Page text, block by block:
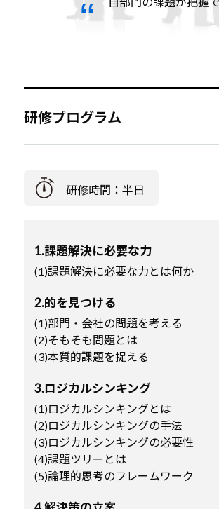
研修プログラム
研修時間：半日
1.課題解決に必要な力
(1)課題解決に必要な力とは何か
2.的を見つける
(1)部門・会社の問題を考える
(2)そもそも問題とは
(3)本質的課題を捉える
3.ロジカルシンキング
(1)ロジカルシンキングとは
(2)ロジカルシンキングの手法
(3)ロジカルシンキングの必要性
(4)課題ツリーとは
(5)論理的思考のフレームワーク